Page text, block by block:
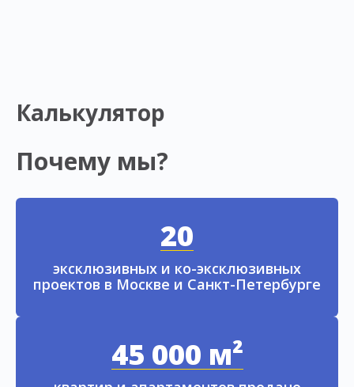
Калькулятор
Почему мы?
20
эксклюзивных и ко-эксклюзивных
проектов в Москве и Санкт-Петербурге
45 000 м²